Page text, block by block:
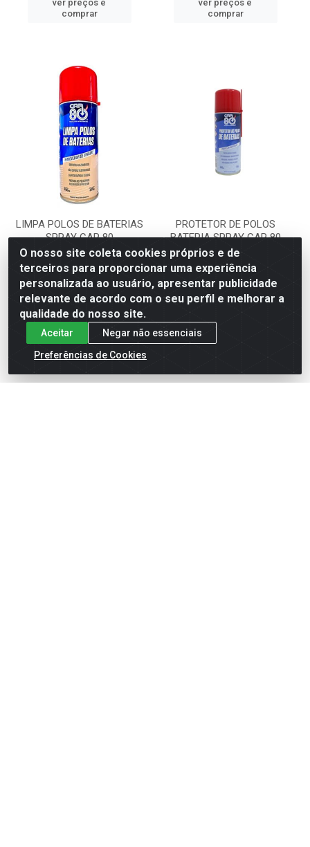
ver preços e
comprar
ver preços e
comprar
LIMPA POLOS DE BATERIAS
SPRAY CAR 80
Código: 55239
CAR 80
Faça seu login ou
cadastre-se para
ver preços e
comprar
PROTETOR DE POLOS
BATERIA SPRAY CAR 80
Código: 55240
CAR 80
Faça seu login ou
cadastre-se para
ver preços e
O nosso site coleta cookies próprios e de
terceiros para proporcionar uma experiência
personalizada ao usuário, apresentar publicidade
relevante de acordo com o seu perfil e melhorar a
qualidade do nosso site.
Aceitar
Negar não essenciais
Preferências de Cookies